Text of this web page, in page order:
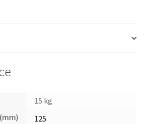
15 kg
125